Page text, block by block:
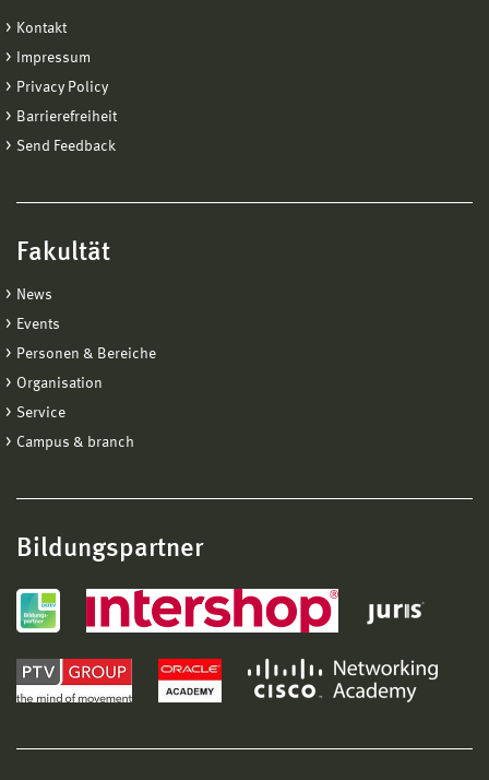
Kontakt
Impressum
Privacy Policy
Barrierefreiheit
Send Feedback
Fakultät
News
Events
Personen & Bereiche
Organisation
Service
Campus & branch
Bildungspartner